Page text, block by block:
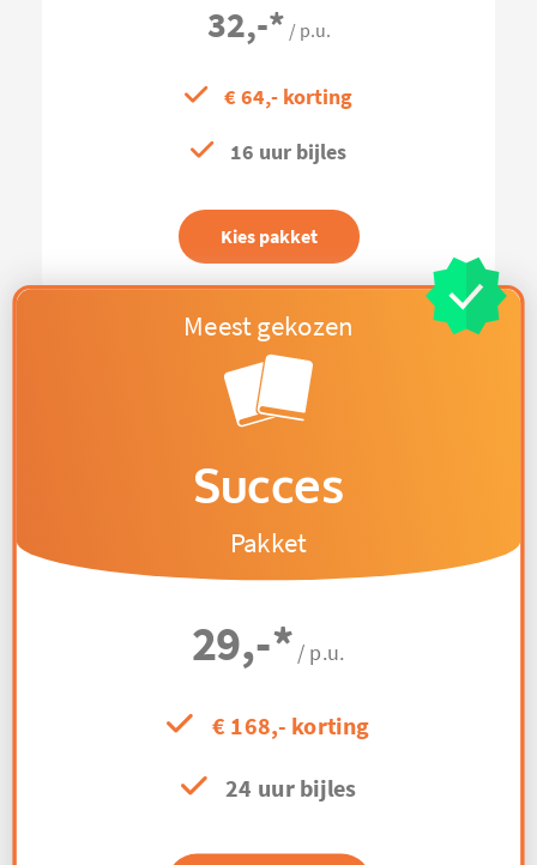
32,-* / p.u.
€ 64,- korting
16 uur bijles
Kies pakket
Succes
Pakket
29,-* / p.u.
€ 168,- korting
24 uur bijles